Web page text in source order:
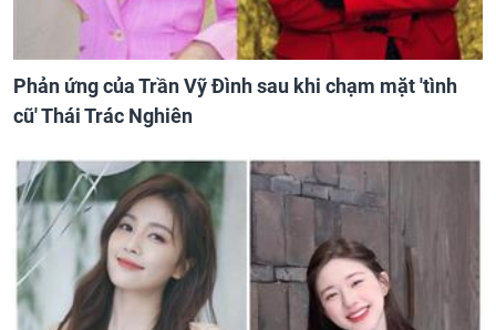
Phản ứng của Trần Vỹ Đình sau khi chạm mặt 'tình
cũ' Thái Trác Nghiên